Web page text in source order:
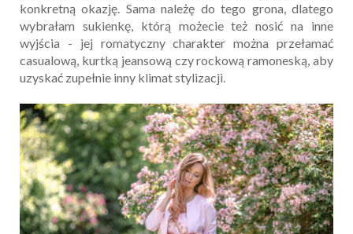
konkretną okazję. Sama należę do tego grona, dlatego
wybrałam sukienkę, którą możecie też nosić na inne
wyjścia - jej romatyczny charakter można przełamać
casualową, kurtką jeansową czy rockową ramoneską, aby
uzyskać zupełnie inny klimat stylizacji.